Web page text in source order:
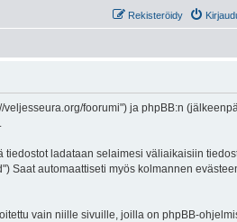
Rekisteröidy
foorumi") ja phpBB:n
ladataan selaimesi väliaikaisiin
Saat automaattiseti myös kolmannen
vain niille sivuille, joilla on phpBB-